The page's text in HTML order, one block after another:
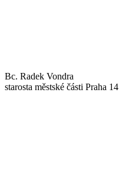
Bc. Radek Vondra
starosta městské části Praha 14